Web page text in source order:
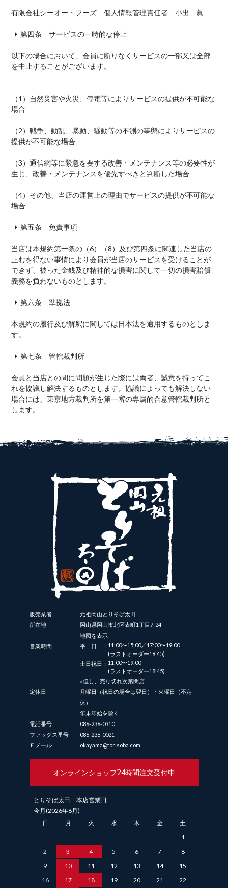
有限会社シーオー・フーズ 個人情報管理責任者 小出 眞
第四条 サービスの一時的な停止
以下の場合において、会員に断りなくサービスの一部又は全部
を中止することがございます。
（1） 自然災害や火災、停電等によりサービスの提供が不可能な
場合
（2）戦争、動乱、暴動、騒動等の不測の事態によりサービスの
提供が不可能な場合
（3）通信網等に緊急を要する改善・メンテナンス等の必要性が
生じ、改善・メンテナンスを優先すべきと判断した場合
（4） その他、当店の運営上の理由でサービスの提供が不可能な
場合
第五条 免責事項
当店は本規約第一条の（6）（8）及び第四条に関連した当店の
止むを得ない事情により会員が当店のサービスを受けることが
できず、被った金銭及び精神的な損害に関して一切の損害賠償
義務を負わないものとします。
第六条 準拠法
本規約の履行及び解釈に関しては日本法を適用するものとしま
す。
第七条 管轄裁判所
会員と当店との間に問題が生じた際には両者、誠意を持ってこ
れを協議し解決するものとします。協議によっても解決しない
場合には、東京地方裁判所を第一審の専属的合意管轄裁判所と
します。
販売業者
元祖岡山とりそば太田
所在地
岡山県岡山市北区表町1丁目7-24
地図を表示
営業時間
平日： 11:00〜15:00／17:00〜19:00
(ラストオーダー18:45)
土日祝日： 11:00〜19:00
(ラストオーダー18:45)
※但し、売り切れ次第閉店
定休日
月曜日（祝日の場合は翌日）・火曜日（不定
休）
年末年始を除く
電話番号
086-236-0310
ファックス番号
086-236-0021
Ｅメール
okayama@torisoba.com
オンラインショップ24時間注文受付中
とりそば太田 本店営業日
今月(2026年8月)
日
月 火 水 木 金
土
1
2
3 4 5 6 7
8
9
10 11 12 13 14
15
16
17 18 19 20 21 22